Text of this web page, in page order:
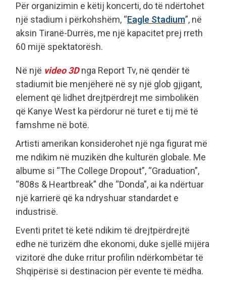
Për organizimin e këtij koncerti, do të ndërtohet
një stadium i përkohshëm, “Eagle Stadium”, në
aksin Tiranë-Durrës, me një kapacitet prej rreth
60 mijë spektatorësh.
Në një video 3Dnga Report Tv, në qendër të
stadiumit bie menjëherë në sy një glob gjigant,
element që lidhet drejtpërdrejt me simbolikën
që Kanye West ka përdorur në turet e tij më të
famshme në botë.
Artisti amerikan konsiderohet një nga figurat më
me ndikim në muzikën dhe kulturën globale. Me
albume si “The College Dropout”, “Graduation”,
“808s & Heartbreak” dhe “Donda”, ai ka ndërtuar
një karrierë që ka ndryshuar standardet e
industrisë.
Eventi pritet të ketë ndikim të drejtpërdrejtë
edhe në turizëm dhe ekonomi, duke sjellë mijëra
vizitorë dhe duke rritur profilin ndërkombëtar të
Shqipërisë si destinacion për evente të mëdha.